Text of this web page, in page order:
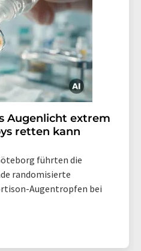
Augenlicht extrem
retten kann
führten die
randomisierte
Augentropfen bei